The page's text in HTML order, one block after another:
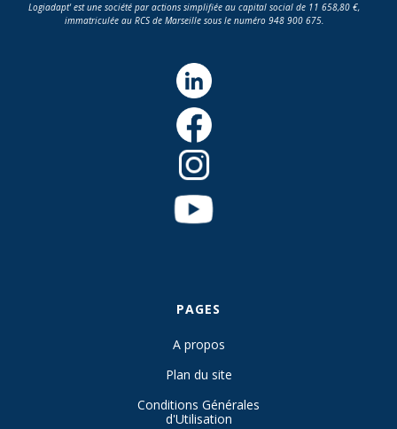
Logiadapt' est une société par actions simplifiée au capital social de 11 658,80 €,
immatriculée au RCS de Marseille sous le numéro 948 900 675.
PAGES
A propos
Plan du site
Conditions Générales
d'Utilisation